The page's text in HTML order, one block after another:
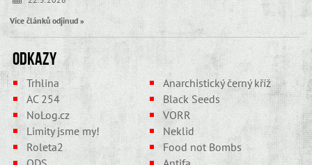
Více článků odjinud »
Odkazy
Trhlina
Anarchistický černý kříž
AC 254
Black Seeds
NoLog.cz
VORR
Limity jsme my!
Neklid
Roleta2
Food not Bombs